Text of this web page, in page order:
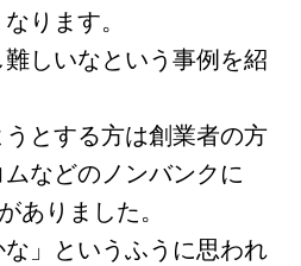
ります。
しいなという事例を紹
とする方は創業者の方
などのノンバンクに
ありました。
な」というふうに思われ